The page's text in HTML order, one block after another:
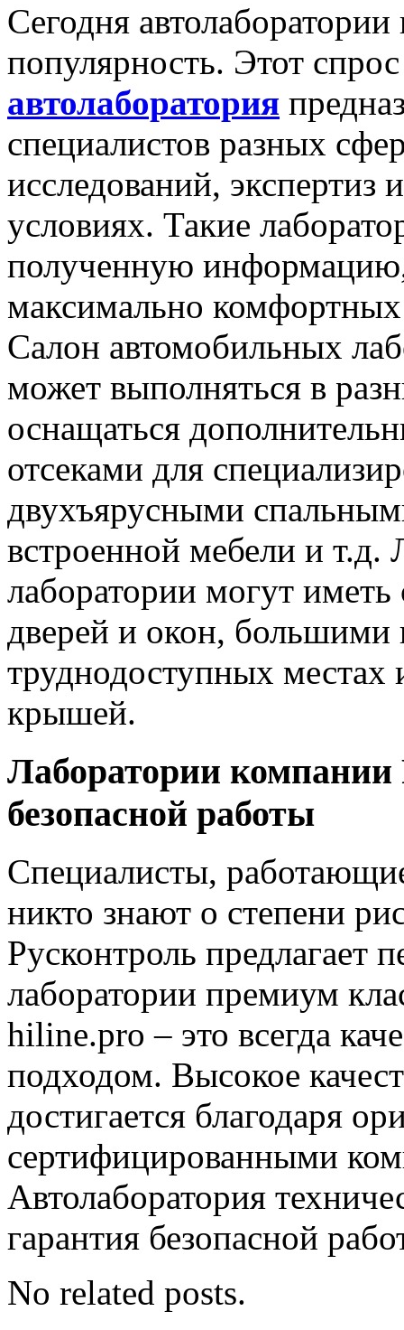
Сегодня
популярность. Этот
автолаборатория
специалистов разных
исследований,
условиях. Такие
полученную информацию,
максимально
Салон автомобильных
может выполняться в
оснащаться
отсеками для
двухъярусными
встроенной мебели и
лаборатории могут
дверей и окон, большими
труднодоступных местах
крышей.
Лаборатории компании
безопасной работы
Специалисты,
никто знают о степени
Русконтроль предлагает
лаборатории премиум
hiline.pro – это всегда
подходом. Высокое
достигается благодаря
сертифицированными
Автолаборатория
гарантия безопасной
No related posts.